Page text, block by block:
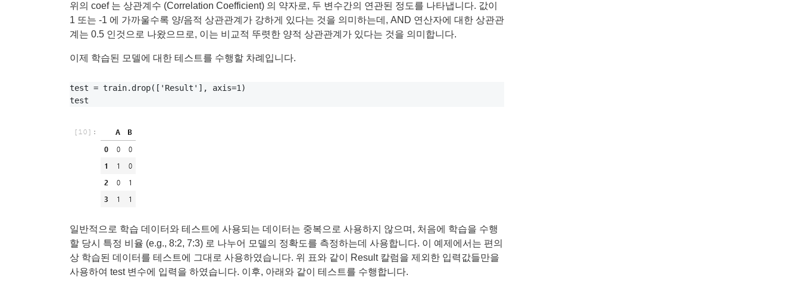
위의 coef 는 상관계수 (Correlation Coefficient) 의 약자로, 두 변수간의 연관된 정도를 나타냅니다. 값이
1 또는 -1 에 가까울수록 양/음적 상관관계가 강하게 있다는 것을 의미하는데, AND 연산자에 대한 상관관
계는 0.5 인것으로 나왔으므로, 이는 비교적 뚜렷한 양적 상관관계가 있다는 것을 의미합니다.
이제 학습된 모델에 대한 테스트를 수행할 차례입니다.
test = train.drop(['Result'], axis=1)
일반적으로 학습 데이터와 테스트에 사용되는 데이터는 중복으로 사용하지 않으며, 처음에 학습을 수행
할 당시 특정 비율 (e.g., 8:2, 7:3) 로 나누어 모델의 정확도를 측정하는데 사용합니다. 이 예제에서는 편의
상 학습된 데이터를 테스트에 그대로 사용하였습니다. 위 표와 같이 Result 칼럼을 제외한 입력값들만을
사용하여 test 변수에 입력을 하였습니다. 이후, 아래와 같이 테스트를 수행합니다.